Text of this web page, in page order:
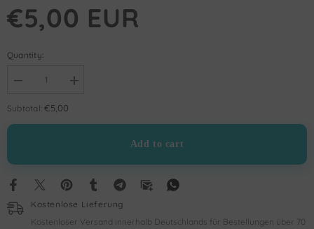
€5,00 EUR
Quantity:
Decrease
for
Kırılacak
Turgut
Increase
Kırılacak
Turgut
Subtotal:€5,00
Add to cart
Kostenlose Lieferung
Kostenloser Versand innerhalb Deutschlands für Bestellungen über 70